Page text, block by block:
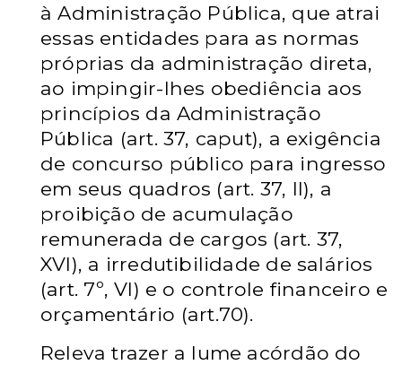
à Administração Pública, que atrai
essas entidades para as normas
próprias da administração direta,
ao impingir-lhes obediência aos
princípios da Administração
Pública (art. 37, caput), a exigência
de concurso público para ingresso
em seus quadros (art. 37, II), a
proibição de acumulação
remunerada de cargos (art. 37,
XVI), a irredutibilidade de salários
(art. 7º, VI) e o controle financeiro e
orçamentário (art.70).
Releva trazer a lume acórdão do